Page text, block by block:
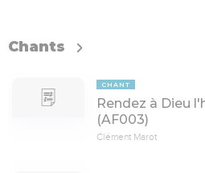
Chants
CHANT
Rendez à Dieu
(AF003)
Clément Marot